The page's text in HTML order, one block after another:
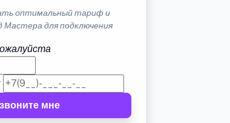
оптимальный тариф и
Мастера для подключения
мне